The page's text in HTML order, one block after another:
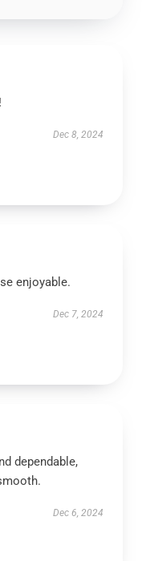
Dec 8, 2024
enjoyable.
Dec 7, 2024
dependable,
Dec 6, 2024